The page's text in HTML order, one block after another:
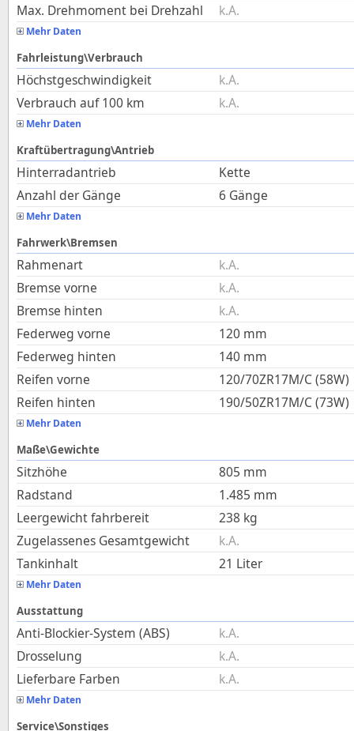
Max. Drehmoment bei Drehzahl
k.A.
Mehr Daten
Fahrleistung\Verbrauch
Höchstgeschwindigkeit
k.A.
Verbrauch auf 100 km
k.A.
Mehr Daten
Kraftübertragung\Antrieb
Hinterradantrieb
Kette
Anzahl der Gänge
6 Gänge
Mehr Daten
Fahrwerk\Bremsen
Rahmenart
k.A.
Bremse vorne
k.A.
Bremse hinten
k.A.
Federweg vorne
120 mm
Federweg hinten
140 mm
Reifen vorne
120/70ZR17M/C (58W)
Reifen hinten
190/50ZR17M/C (73W)
Mehr Daten
Maße\Gewichte
Sitzhöhe 805 mm
Radstand
1.485 mm
Leergewicht fahrbereit
238 kg
Zugelassenes Gesamtgewicht
k.A.
Tankinhalt
21 Liter
Mehr Daten
Ausstattung
Anti-Blockier-System (ABS)
k.A.
Drosselung
k.A.
Lieferbare Farben
k.A.
Mehr Daten
Service\Sonstiges